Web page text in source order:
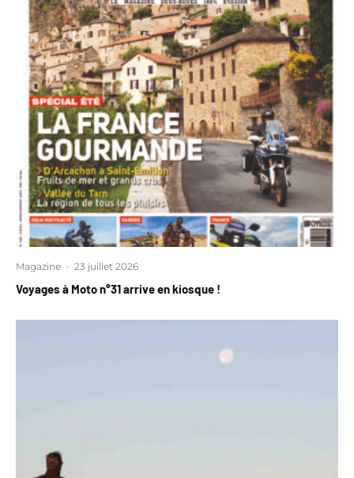
Magazine · 23 juillet 2026
Voyages à Moto n°31 arrive en kiosque !